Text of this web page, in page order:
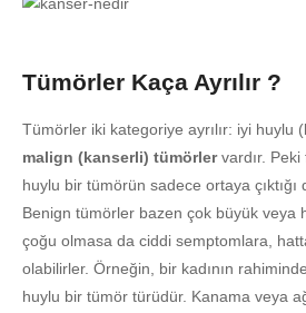
Tümörler Kaça Ayrılır ?
Tümörler iki kategoriye ayrılır: iyi huylu
malign (kanserli) tümörlervardır. Peki
huylu bir tümörün sadece ortaya çıktığı
Benign tümörler bazen çok büyük veya
çoğu olmasa da ciddi semptomlara,
olabilirler. Örneğin, bir kadının
huylu bir tümör türüdür. Kanama veya